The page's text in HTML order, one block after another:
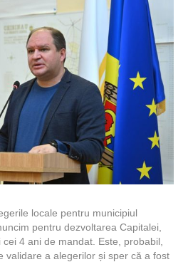
locale pentru municipiul
pentru dezvoltarea Capitalei,
4 ani de mandat. Este, probabil,
validare a alegerilor și sper că a fost